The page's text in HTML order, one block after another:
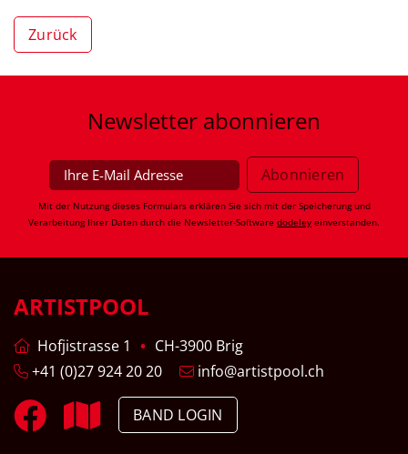
Zurück
Newsletter abonnieren
Mit der Nutzung dieses Formulars erklären Sie sich mit der Speicherung und
Verarbeitung Ihrer Daten durch die Newsletter-Software dodeley einverstanden.
ARTISTPOOL
Hofjistrasse 1
CH-3900 Brig
+41 (0)27 924 20 20
info@artistpool.ch
BAND LOGIN